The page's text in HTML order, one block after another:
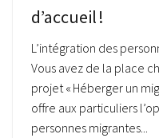
d’accueil !
L’intégration des
Vous avez de la place
projet « Héberger un
offre aux particuliers
personnes migrantes...